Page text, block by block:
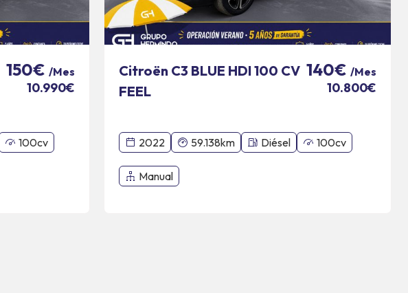
150€/Mes
10.990€
100cv
Citroën C3 BLUE HDI 100 CV
FEEL
140€ /Mes
10.800€
2022 59.138km Diésel 100cv
Manual